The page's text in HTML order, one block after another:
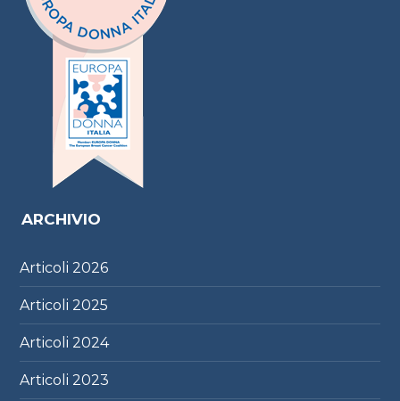
ARCHIVIO
Articoli2026
Articoli2025
Articoli2024
Articoli2023